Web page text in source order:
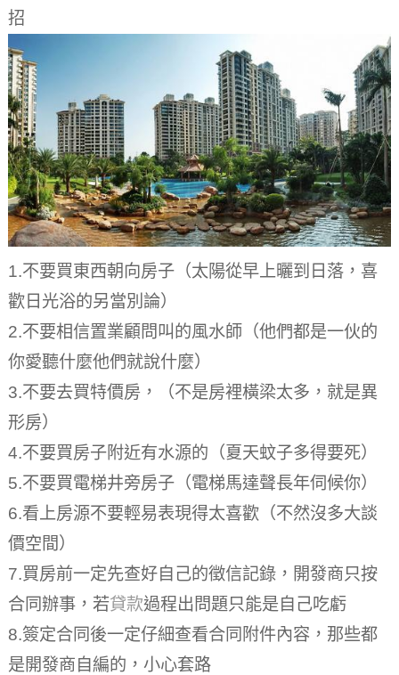
招
1.不要買東西朝向房子（太陽從早上曬到日落，喜
歡日光浴的另當別論）
2.不要相信置業顧問叫的風水師（他們都是一伙的
你愛聽什麼他們就說什麼）
3.不要去買特價房，（不是房裡橫梁太多，就是異
形房）
4.不要買房子附近有水源的（夏天蚊子多得要死）
5.不要買電梯井旁房子（電梯馬達聲長年伺候你）
6.看上房源不要輕易表現得太喜歡（不然沒多大談
價空間）
7.買房前一定先查好自己的徵信記錄，開發商只按
合同辦事，若貸款過程出問題只能是自己吃虧
8.簽定合同後一定仔細查看合同附件內容，那些都
是開發商自編的，小心套路